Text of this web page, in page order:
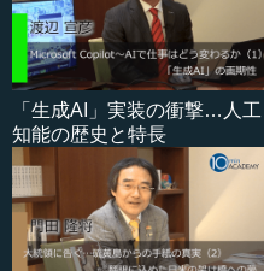
「生成AI」実装の衝撃…人工
知能の歴史と特長